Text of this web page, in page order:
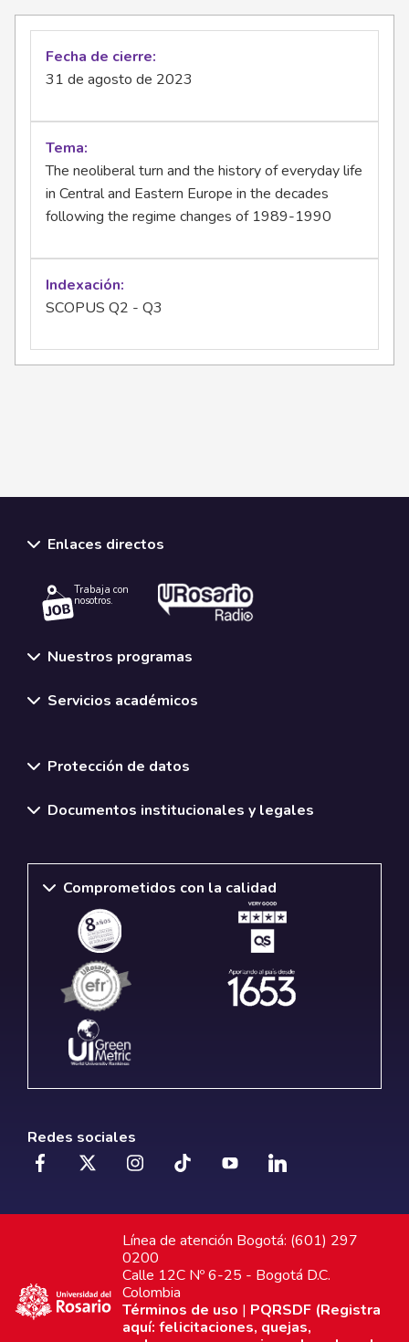
Fecha de cierre
31 de agosto de 2023
Tema
The neoliberal turn and the history of everyday life
in Central and Eastern Europe in the decades
following the regime changes of 1989-1990
Indexación
SCOPUS Q2 - Q3
Enlaces directos
Trabaja con
nosotros.
Nuestros programas
Servicios académicos
Protección de datos
Documentos institucionales y legales
Comprometidos con la calidad
Redes sociales
Línea de atención Bogotá: (601) 297
0200
Calle 12C Nº 6-25 - Bogotá D.C.
Colombia
Términos de uso | PQRSDF (Registra
aquí: felicitaciones, quejas,